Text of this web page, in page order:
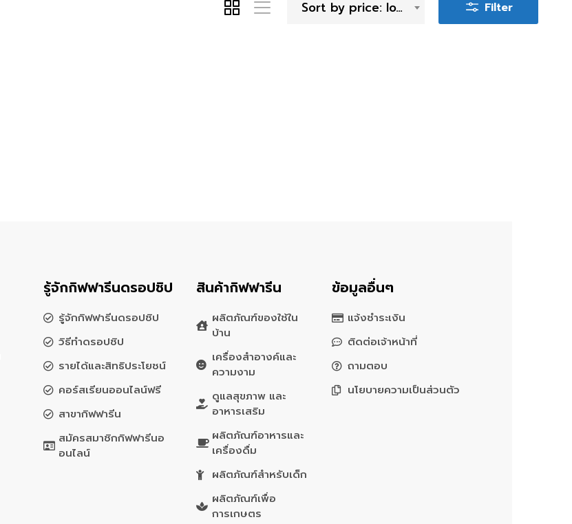
Sort by price: low to high Filter
รู้จักกิฟฟารีนดรอปชิป
รู้จักกิฟฟารีนดรอปชิป
วิธีทำดรอปชิป
รายได้และสิทธิประโยชน์
คอร์สเรียนออนไลน์ฟรี
สาขากิฟฟารีน
สมัครสมาชิกกิฟฟารีนอ
อนไลน์
สินค้ากิฟฟารีน
ผลิตภัณฑ์ของใช้ใน
บ้าน
เครื่องสำอางค์และ
ความงาม
ดูแลสุขภาพ และ
อาหารเสริม
ผลิตภัณฑ์อาหารและ
เครื่องดื่ม
ผลิตภัณฑ์สำหรับเด็ก
ผลิตภัณฑ์เพื่อ
การเกษตร
ข้อมูลอื่นๆ
แจ้งชำระเงิน
ติดต่อเจ้าหน้าที่
ถามตอบ
นโยบายความเป็นส่วนตัว